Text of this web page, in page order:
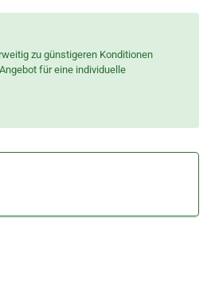
zu günstigeren Konditionen
für eine individuelle